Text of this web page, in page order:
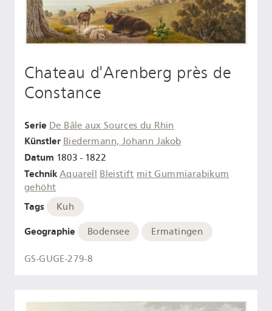
Chateau d'Arenberg près de
Constance
Serie De Bâle aux Sources du Rhin
Künstler Biedermann, Johann Jakob
Datum 1803 - 1822
Technik Aquarell Bleistift mit Gummiarabikum
gehöht
Tags Kuh
Geographie Bodensee Ermatingen
GS-GUGE-279-8